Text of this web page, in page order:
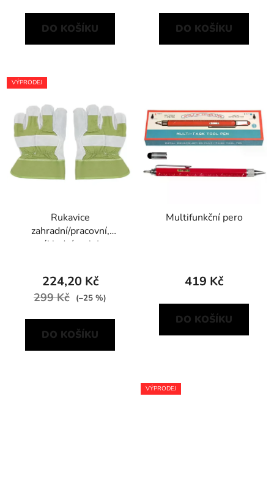
DO KOŠÍKU DO KOŠÍKU
VÝPRODEJ
Rukavice
zahradní/pracovní,
základní, vel. L
224,20 Kč
299 Kč (–25 %)
DO KOŠÍKU
Multifunkční pero
419 Kč
DO KOŠÍKU
VÝPRODEJ